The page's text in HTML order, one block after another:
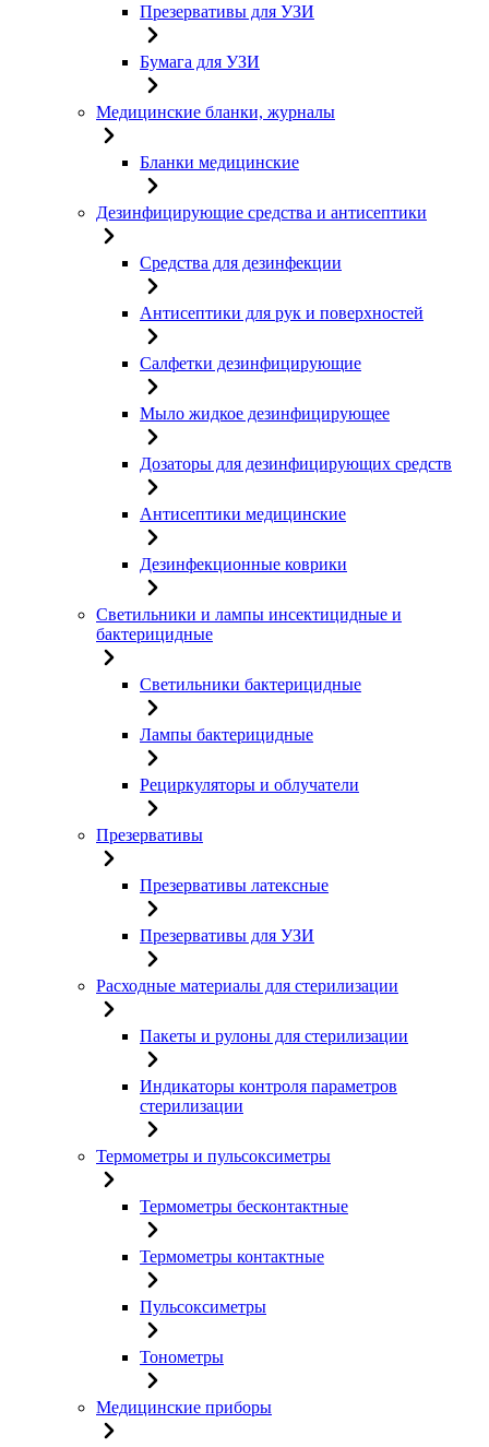
Презервативы для УЗИ
Бумага для УЗИ
Медицинские бланки, журналы
Бланки медицинские
Дезинфицирующие средства и антисептики
Средства для дезинфекции
Антисептики для рук и поверхностей
Салфетки дезинфицирующие
Мыло жидкое дезинфицирующее
Дозаторы для дезинфицирующих средств
Антисептики медицинские
Дезинфекционные коврики
Светильники и лампы инсектицидные и
бактерицидные
Светильники бактерицидные
Лампы бактерицидные
Рециркуляторы и облучатели
Презервативы
Презервативы латексные
Презервативы для УЗИ
Расходные материалы для стерилизации
Пакеты и рулоны для стерилизации
Индикаторы контроля параметров
стерилизации
Термометры и пульсоксиметры
Термометры бесконтактные
Термометры контактные
Пульсоксиметры
Тонометры
Медицинские приборы